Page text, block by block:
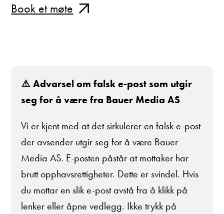
Book et møte
⚠️ Advarsel om falsk e-post som utgir
seg for å være fra Bauer Media AS
Vi er kjent med at det sirkulerer en falsk e-post
der avsender utgir seg for å være Bauer
Media AS. E-posten påstår at mottaker har
brutt opphavsrettigheter. Dette er svindel. Hvis
du mottar en slik e-post avstå fra å klikk på
lenker eller åpne vedlegg. Ikke trykk på